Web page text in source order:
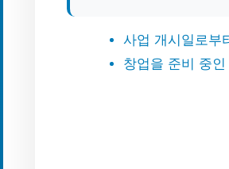
사업 개시일로부
창업을 준비 중